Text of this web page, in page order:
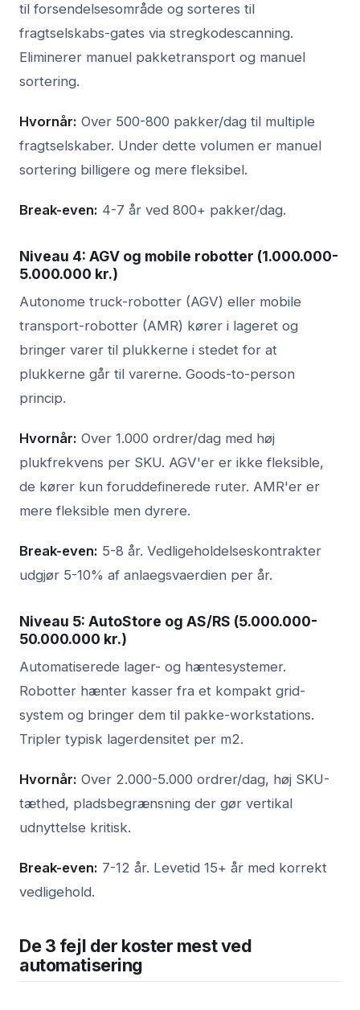
til forsendelsesområde og sorteres til
fragtselskabs-gates via stregkodescanning.
Eliminerer manuel pakketransport og manuel
sortering.
Hvornår: Over 500-800 pakker/dag til multiple
fragtselskaber. Under dette volumen er manuel
sortering billigere og mere fleksibel.
Break-even: 4-7 år ved 800+ pakker/dag.
Niveau 4: AGV og mobile robotter (1.000.000-
5.000.000 kr.)
Autonome truck-robotter (AGV) eller mobile
transport-robotter (AMR) kører i lageret og
bringer varer til plukkerne i stedet for at
plukkerne går til varerne. Goods-to-person
princip.
Hvornår: Over 1.000 ordrer/dag med høj
plukfrekvens per SKU. AGV'er er ikke fleksible,
de kører kun foruddefinerede ruter. AMR'er er
mere fleksible men dyrere.
Break-even: 5-8 år. Vedligeholdelseskontrakter
udgjør 5-10% af anlaegsvaerdien per år.
Niveau 5: AutoStore og AS/RS (5.000.000-
50.000.000 kr.)
Automatiserede lager- og hæntesystemer.
Robotter hænter kasser fra et kompakt grid-
system og bringer dem til pakke-workstations.
Tripler typisk lagerdensitet per m2.
Hvornår: Over 2.000-5.000 ordrer/dag, høj SKU-
tæthed, pladsbegrænsning der gør vertikal
udnyttelse kritisk.
Break-even: 7-12 år. Levetid 15+ år med korrekt
vedligehold.
De 3 fejl der koster mest ved
automatisering